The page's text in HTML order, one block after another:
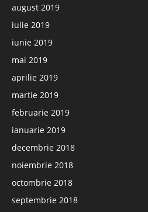
august 2019
iulie 2019
iunie 2019
mai 2019
aprilie 2019
martie 2019
februarie 2019
ianuarie 2019
decembrie 2018
noiembrie 2018
octombrie 2018
septembrie 2018